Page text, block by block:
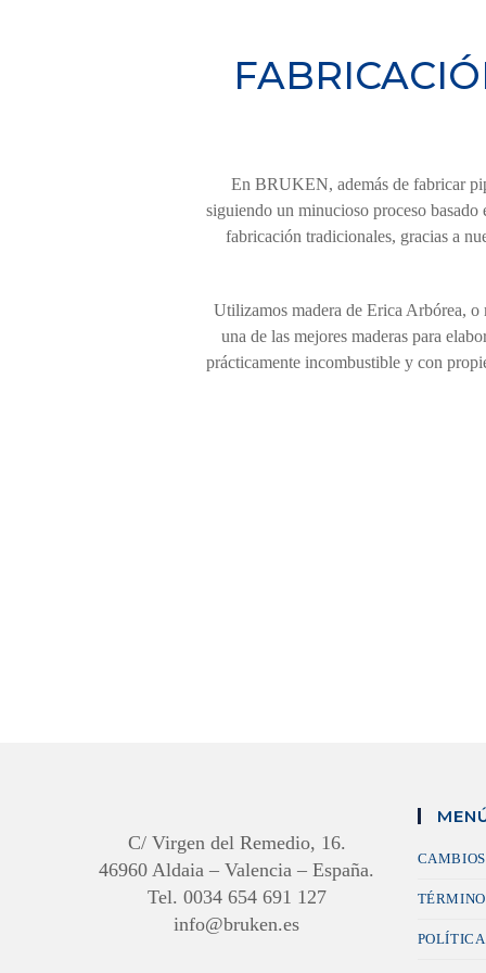
En BRUKEN, además de fabricar
siguiendo un minucioso proceso
fabricación tradicionales, gracias a
Utilizamos madera de Erica Arbórea, o
una de las mejores maderas para
prácticamente incombustible y con
C/ Virgen del Remedio, 16.
46960 Aldaia – Valencia – España.
Tel. 0034 654 691 127
info@bruken.es